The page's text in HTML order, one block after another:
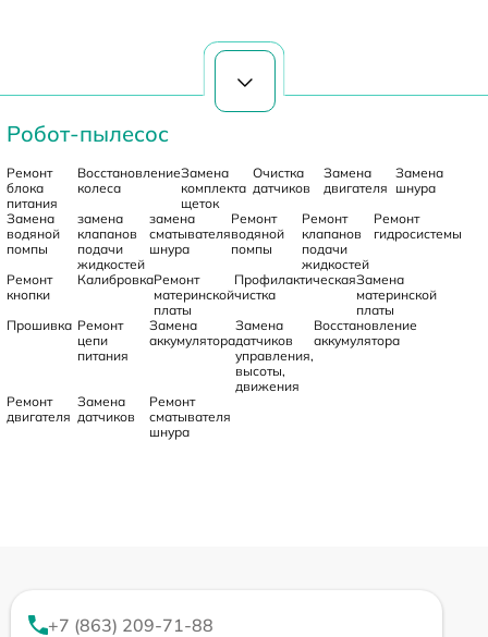
Робот-пылесос
Ремонт
блока
питания
Восстановление
колеса
Замена
комплекта
щеток
Очистка
датчиков
Замена
двигателя
Замена
шнура
Замена
водяной
помпы
замена
клапанов
подачи
жидкостей
замена
сматывателя
шнура
Ремонт
водяной
помпы
Ремонт
клапанов
подачи
жидкостей
Ремонт
гидросистемы
Ремонт
кнопки
КалибровкаРемонт
материнской
платы
Профилактическая
чистка
Замена
материнской
платы
Прошивка Ремонт
цепи
питания
Замена
аккумулятора
Замена
датчиков
управления,
высоты,
движения
Восстановление
аккумулятора
Ремонт
двигателя
Замена
датчиков
Ремонт
сматывателя
шнура
+7 (863) 209-71-88